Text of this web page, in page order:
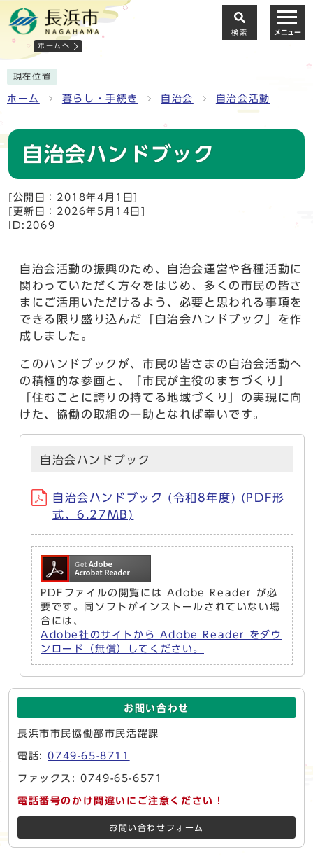
ホームへ
検索 メニュー
現在位置
ホーム 暮らし・手続き 自治会 自治会活動
自治会ハンドブック
[公開日：2018年4月1日]
[更新日：2026年5月14日]
ID:2069
自治会活動の振興のため、自治会運営や各種活動に
関わっていただく方々をはじめ、多くの市民の皆さ
まにご活用いただけるよう、必要と思われる事項を
できる限り盛り込んだ「自治会ハンドブック」を作
成しました。
このハンドブックが、市民の皆さまの自治会活動へ
の積極的な参画と、「市民が主役のまちづくり」
「住むことに誇りの持てる地域づくり」の実現に向
けた、協働の取組の一助となれば幸いです。
自治会ハンドブック
自治会ハンドブック (令和8年度) (PDF形
式、6.27MB)
PDFファイルの閲覧には Adobe Reader が必
要です。同ソフトがインストールされていない場
合には、
Adobe社のサイトから Adobe Reader をダウ
ンロード（無償）してください。
お問い合わせ
長浜市市民協働部市民活躍課
電話:0749-65-8711
ファックス: 0749-65-6571
電話番号のかけ間違いにご注意ください！
お問い合わせフォーム